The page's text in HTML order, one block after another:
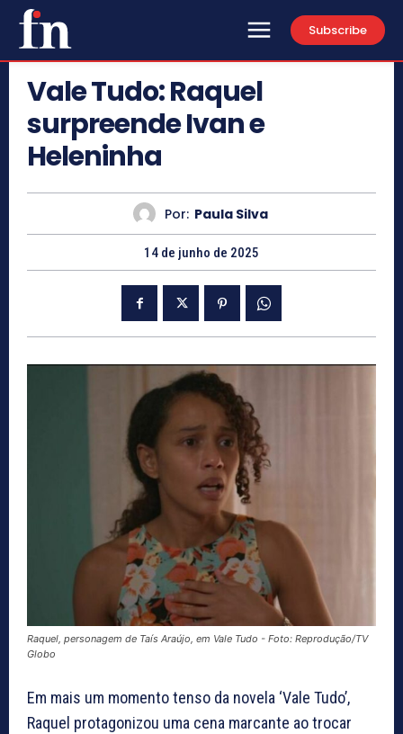
Subscribe
Vale Tudo: Raquel
surpreende Ivan e
Heleninha
Por: Paula Silva
14 de junho de 2025
Raquel, personagem de Taís Araújo, em Vale Tudo - Foto: Reprodução/TV
Globo
Em mais um momento tenso da novela ‘Vale Tudo’,
Raquel protagonizou uma cena marcante ao trocar